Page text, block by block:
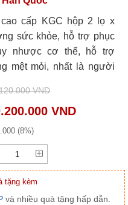
cấp KGC hộp 2 lọ x
sức khỏe, hỗ trợ phục
nhược cơ thể, hỗ trợ
mệt mỏi, nhất là người
và ăn uống kém, ngủ
và dòng cao sâm
dùng làm quà tặng sức
đình, bạn bè, đối tác
biệt, quà mừng thọ, quà
VND
VND
(8%)
tặng kèm
và nhiều quà tặng hấp dẫn.